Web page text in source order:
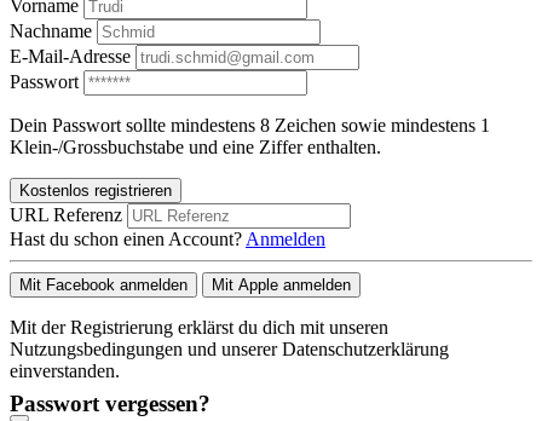
Vorname
Nachname
E-Mail-Adresse
Passwort
Dein Passwort sollte mindestens 8 Zeichen sowie mindestens 1
Klein-/Grossbuchstabe und eine Ziffer enthalten.
Kostenlos registrieren
URL Referenz
Hast du schon einen Account? Anmelden
Mit Facebook anmelden Mit Apple anmelden
Mit der Registrierung erklärst du dich mit unseren
Nutzungsbedingungen und unserer Datenschutzerklärung
einverstanden.
Passwort vergessen?